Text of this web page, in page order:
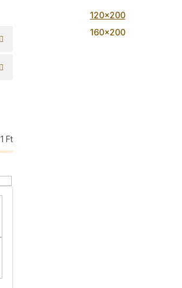
1 Ft
120x200
160x200